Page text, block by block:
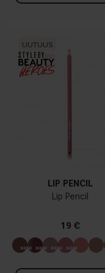
UUTUUS
LIP PENCIL
Lip Pencil
19 €